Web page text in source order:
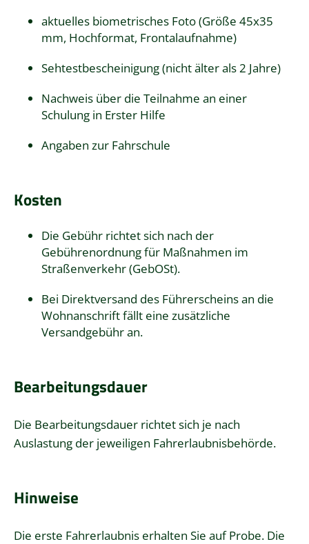
aktuelles biometrisches Foto (Größe 45x35
mm, Hochformat, Frontalaufnahme)
Sehtestbescheinigung (nicht älter als 2 Jahre)
Nachweis über die Teilnahme an einer
Schulung in Erster Hilfe
Angaben zur Fahrschule
Kosten
Die Gebühr richtet sich nach der
Gebührenordnung für Maßnahmen im
Straßenverkehr (GebOSt).
Bei Direktversand des Führerscheins an die
Wohnanschrift fällt eine zusätzliche
Versandgebühr an.
Bearbeitungsdauer
Die Bearbeitungsdauer richtet sich je nach
Auslastung der jeweiligen Fahrerlaubnisbehörde.
Hinweise
Die erste Fahrerlaubnis erhalten Sie auf Probe. Die